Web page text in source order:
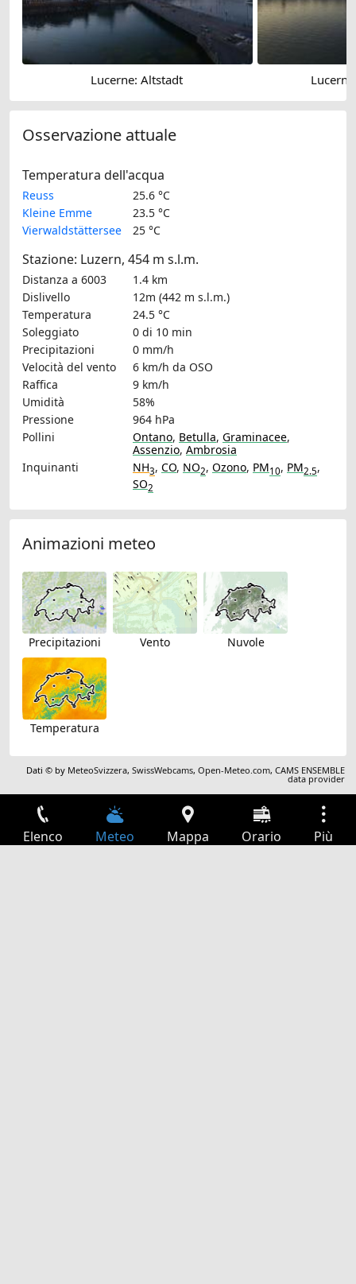
Lucerne: Altstadt
Osservazione attuale
Temperatura dell'acqua
Reuss
25.6 °C
Kleine Emme
23.5 °C
Vierwaldstättersee
25 °C
Stazione: Luzern, 454 m s.l.m.
Distanza a 6003
1.4 km
Dislivello
12m (442 m s.l.m.)
Temperatura
24.5 °C
Soleggiato
0 di 10 min
Precipitazioni
0 mm/h
Velocità del vento
6 km/h da OSO
Raffica
9 km/h
Umidità
58%
Pressione
964 hPa
Pollini
Ontano, Betulla, Graminacee,
Assenzio, Ambrosia
Inquinanti
NH3, CO, NO2, Ozono, PM10, PM2.5,
SO2
Animazioni meteo
Precipitazioni Vento Nuvole
Temperatura
Dati © by MeteoSvizzera,SwissWebcams,Open-Meteo.com,CAMS ENSEMBLE
data provider
Elenco Meteo Mappa Orario Più